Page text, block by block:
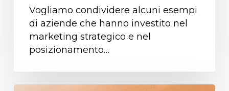
Vogliamo condividere alcuni esempi
di aziende che hanno investito nel
marketing strategico e nel
posizionamento…